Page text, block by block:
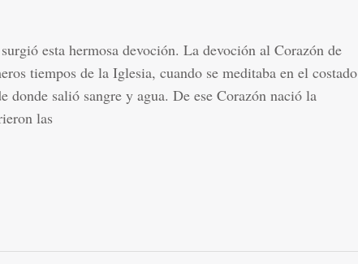
esta hermosa devoción. La devoción al Corazón de
tiempos de la Iglesia, cuando se meditaba en el costado
donde salió sangre y agua. De ese Corazón nació la
las